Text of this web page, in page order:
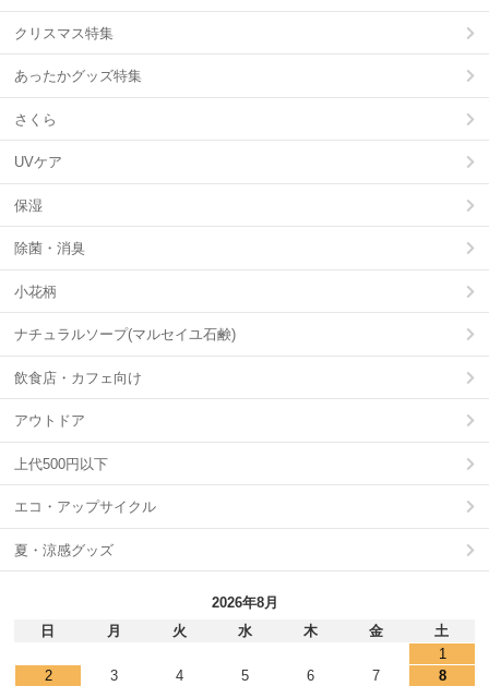
クリスマス特集
あったかグッズ特集
さくら
UVケア
保湿
除菌・消臭
小花柄
ナチュラルソープ(マルセイユ石鹸)
飲食店・カフェ向け
アウトドア
上代500円以下
エコ・アップサイクル
夏・涼感グッズ
2026年8月
日
月 火 水 木 金
土
1
2
3 4 5 6 7
8